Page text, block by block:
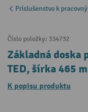
Príslušenstvo k
Číslo položky: 334732
Základná doska
TED, šírka 465
K popisu produktu